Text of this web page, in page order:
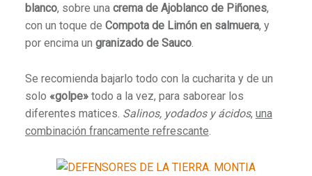
blanco, sobre unacrema de Ajoblanco de Piñones,
con un toque de Compota de Limón en salmuera, y
por encima un granizado de Sauco.
Se recomienda bajarlo todo con la cucharita y de un
solo «golpe»todo a la vez, para saborear los
diferentes matices. Salinos, yodados y ácidos, una
combinación francamente refrescante.